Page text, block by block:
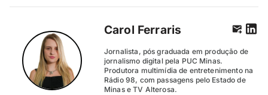
Carol Ferraris
Jornalista, pós graduada em produção de
jornalismo digital pela PUC Minas.
Produtora multimídia de entretenimento na
Rádio 98, com passagens pelo Estado de
Minas e TV Alterosa.